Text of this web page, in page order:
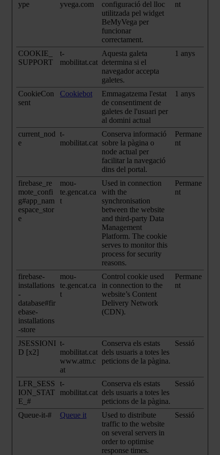
ype yvega.com
configuració del lloc
utilitzada pel widget
BeMyVega per
funcionar
correctament.
nt
COOKIE_
SUPPORT
t-
mobilitat.cat
Aquesta galeta
determina si el
navegador accepta
galetes.
1 anys
CookieCon
sent
Cookiebot
Emmagatzema l'estat
de consentiment de
galetes de l'usuari per
al domini actual
1 anys
current_nod
e
t-
mobilitat.cat
Conserva informació
sobre la pàgina o
node actual per
facilitar la navegació
dins del portal.
Permane
nt
firebase_re
mote_confi
g#app_nam
espace_stor
e
mou-
te.gencat.ca
t
Used in connection
with the
synchronisation
between the website
and third-party Data
Management
Platform. The cookie
serves to monitor this
process for security
reasons.
Permane
nt
firebase-
installations
-
database#fir
ebase-
installations
-store
mou-
te.gencat.ca
t
Control cookie used
in connection to the
website’s Content
Delivery Network
(CDN).
Permane
nt
JSESSIONI
D [x2]
t-
mobilitat.cat
www.atm.c
at
Conserva els estats
dels usuaris a totes les
peticions de la pàgina.
Sessió
LFR_SESS
ION_STAT
E_#
t-
mobilitat.cat
Conserva els estats
dels usuaris a totes les
peticions de la pàgina.
Sessió
Queue-it-# Queue it
Used to distribute
traffic to the website
on several servers in
order to optimise
response times.
Sessió